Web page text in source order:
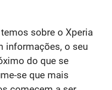
sobre o Xperia
informações, o seu
do que se
se que mais